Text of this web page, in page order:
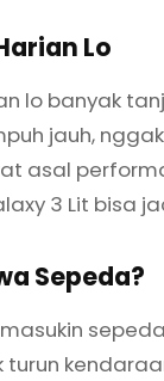
Lo
lo banyak
jauh,
asal
3 Lit bisa
Sepeda?
turun